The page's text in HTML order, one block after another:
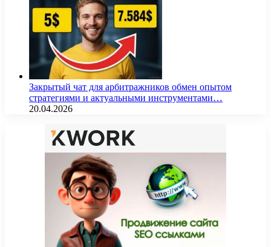
Закрытый чат для арбитражников обмен опытом
стратегиями и актуальными инструментами…
20.04.2026